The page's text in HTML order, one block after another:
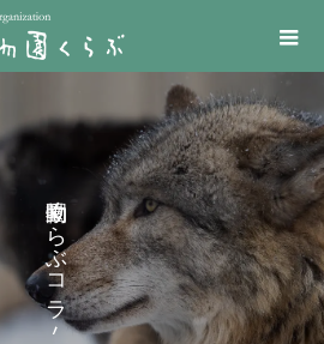
く
ら
ぶ
コ
ラ
ム